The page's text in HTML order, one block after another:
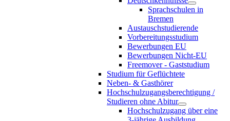
Sprachschulen in
Bremen
Austauschstudierende
Vorbereitungsstudium
Bewerbungen EU
Bewerbungen Nicht-EU
Freemover - Gaststudium
Studium für Geflüchtete
Neben- & Gasthörer
Hochschulzugangsberechtigung /
Studieren ohne Abitur
Hochschulzugang über eine